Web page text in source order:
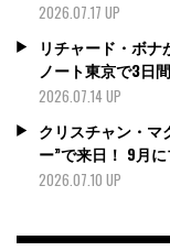
2026.07.17 UP
リチャード・ボ
ノート東京で3日
2026.07.14 UP
クリスチャン・マ
ー”で来日！ 9月
2026.07.10 UP